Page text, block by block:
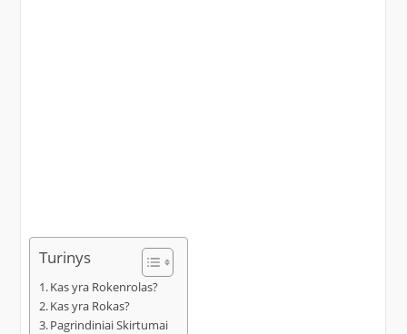
Turinys
Kas yra Rokenrolas?
Kas yra Rokas?
Pagrindiniai Skirtumai